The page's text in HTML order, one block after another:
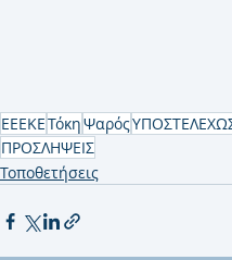
ΕΕΕΚΕΤόκηΨαρός
ΠΡΟΣΛΗΨΕΙΣ
Τοποθετήσεις